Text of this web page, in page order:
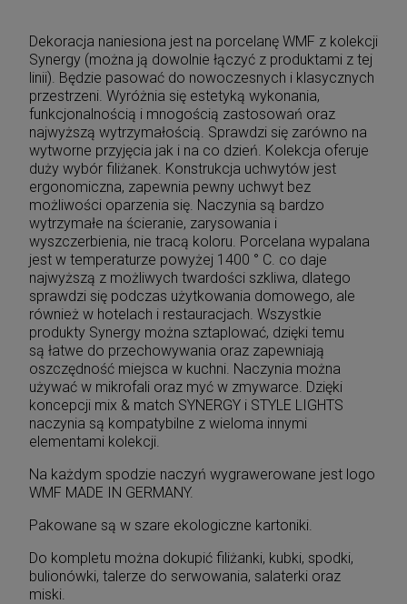
Dekoracja naniesiona jest na porcelanę WMF z kolekcji
Synergy (można ją dowolnie łączyć z produktami z tej
linii). Będzie pasować do nowoczesnych i klasycznych
przestrzeni. Wyróżnia się estetyką wykonania,
funkcjonalnością i mnogością zastosowań oraz
najwyższą wytrzymałością. Sprawdzi się zarówno na
wytworne przyjęcia jak i na co dzień. Kolekcja oferuje
duży wybór filiżanek. Konstrukcja uchwytów jest
ergonomiczna, zapewnia pewny uchwyt bez
możliwości oparzenia się. Naczynia są bardzo
wytrzymałe na ścieranie, zarysowania i
wyszczerbienia, nie tracą koloru. Porcelana wypalana
jest w temperaturze powyżej 1400 ° C. co daje
najwyższą z możliwych twardości szkliwa, dlatego
sprawdzi się podczas użytkowania domowego, ale
również w hotelach i restauracjach. Wszystkie
produkty Synergy można sztaplować, dzięki temu
są łatwe do przechowywania oraz zapewniają
oszczędność miejsca w kuchni. Naczynia można
używać w mikrofali oraz myć w zmywarce. Dzięki
koncepcji mix & match SYNERGY i STYLE LIGHTS
naczynia są kompatybilne z wieloma innymi
elementami kolekcji.
Na każdym spodzie naczyń wygrawerowane jest logo
WMF MADE IN GERMANY.
Pakowane są w szare ekologiczne kartoniki.
Do kompletu można dokupić filiżanki, kubki, spodki,
bulionówki, talerze do serwowania, salaterki oraz
miski.